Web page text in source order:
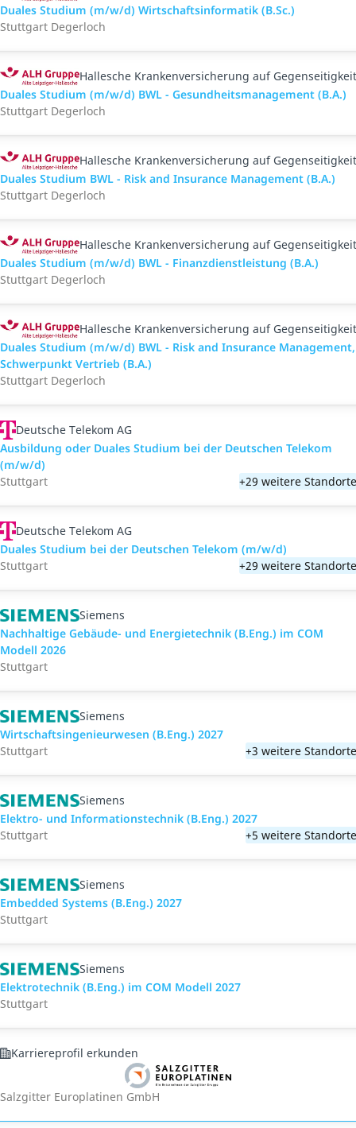
Duales Studium (m/w/d) Wirtschaftsinformatik (B.Sc.)
Stuttgart Degerloch
Hallesche Krankenversicherung auf Gegenseitigkeit
Duales Studium (m/w/d) BWL - Gesundheitsmanagement (B.A.)
Stuttgart Degerloch
Hallesche Krankenversicherung auf Gegenseitigkeit
Duales Studium BWL - Risk and Insurance Management (B.A.)
Stuttgart Degerloch
Hallesche Krankenversicherung auf Gegenseitigkeit
Duales Studium (m/w/d) BWL - Finanzdienstleistung (B.A.)
Stuttgart Degerloch
Hallesche Krankenversicherung auf Gegenseitigkeit
Duales Studium (m/w/d) BWL - Risk and Insurance Management,
Schwerpunkt Vertrieb (B.A.)
Stuttgart Degerloch
Deutsche Telekom AG
Ausbildung oder Duales Studium bei der Deutschen Telekom
(m/w/d)
Stuttgart
+29 weitere Standorte
Deutsche Telekom AG
Duales Studium bei der Deutschen Telekom (m/w/d)
Stuttgart
+29 weitere Standorte
Siemens
Nachhaltige Gebäude- und Energietechnik (B.Eng.) im COM
Modell 2026
Stuttgart
Siemens
Wirtschaftsingenieurwesen (B.Eng.) 2027
Stuttgart
+3 weitere Standorte
Siemens
Elektro- und Informationstechnik (B.Eng.) 2027
Stuttgart
+5 weitere Standorte
Siemens
Embedded Systems (B.Eng.) 2027
Stuttgart
Siemens
Elektrotechnik (B.Eng.) im COM Modell 2027
Stuttgart
Karriereprofil erkunden
Salzgitter Europlatinen GmbH